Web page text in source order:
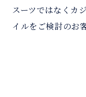
スーツではなくカ
イルをご検討のお